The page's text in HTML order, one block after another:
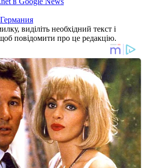
Германия
виділіть необхідний текст і
повідомити про це редакцію.